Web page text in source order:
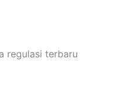
regulasi terbaru